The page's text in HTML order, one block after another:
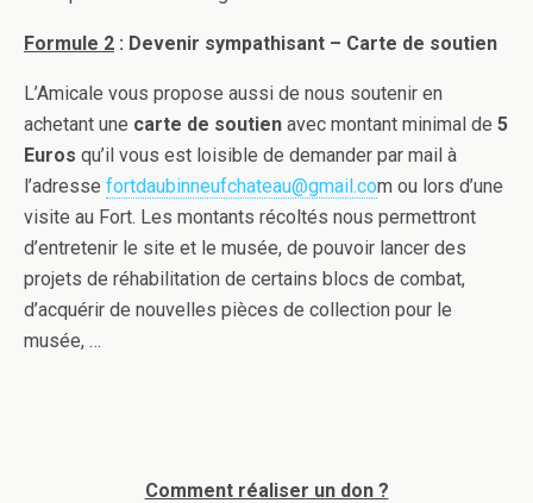
Formule 2 : Devenir sympathisant – Carte de soutien
L’Amicale vous propose aussi de nous soutenir en
achetant une carte de soutien avec montant minimal de 5
Euros qu’il vous est loisible de demander par mail à
l’adresse fortdaubinneufchateau@gmail.com ou lors d’une
visite au Fort. Les montants récoltés nous permettront
d’entretenir le site et le musée, de pouvoir lancer des
projets de réhabilitation de certains blocs de combat,
d’acquérir de nouvelles pièces de collection pour le
musée, …
Comment réaliser un don ?